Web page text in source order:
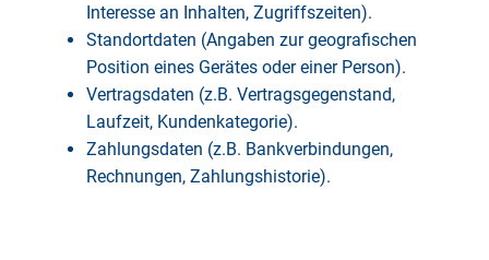
Interesse an Inhalten, Zugriffszeiten).
Standortdaten (Angaben zur geografischen
Position eines Gerätes oder einer Person).
Vertragsdaten (z.B. Vertragsgegenstand,
Laufzeit, Kundenkategorie).
Zahlungsdaten (z.B. Bankverbindungen,
Rechnungen, Zahlungshistorie).